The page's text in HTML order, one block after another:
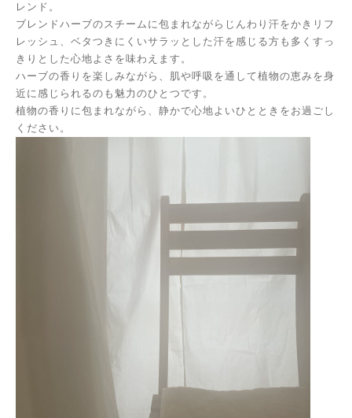
レンド。
ブレンドハーブのスチームに包まれながら じんわり汗をかきリフ
レッシュ、ベタつきにくいサラッとした汗を感じる方も多くすっ
きりとした心地よさを味わえます。
ハーブの香りを楽しみながら、肌や呼吸を通して植物の恵みを身
近に感じられるのも魅力のひとつです。
植物の香りに包まれながら、静かで心地よいひとときをお過ごし
ください。